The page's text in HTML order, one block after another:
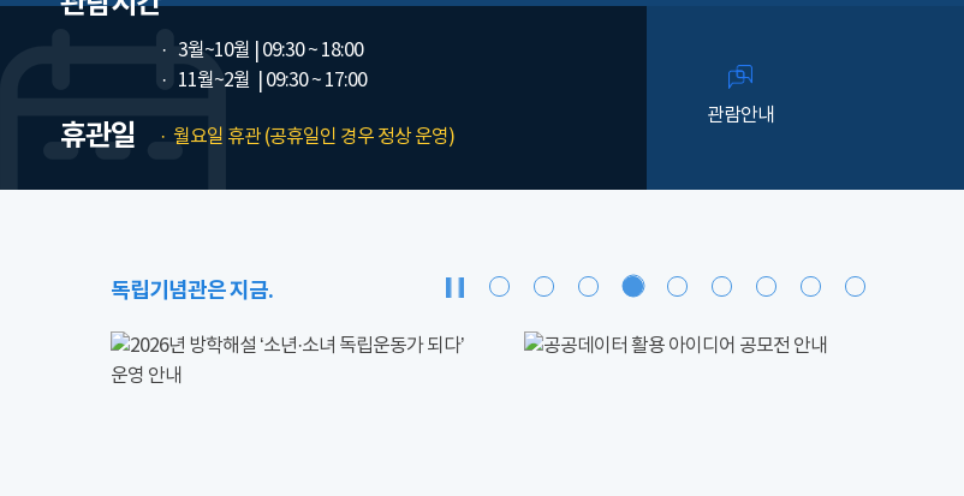
3월~10월
| 09:30 ~ 18:00
11월~2월
| 09:30 ~ 17:00
휴관일 월요일 휴관 (공휴일인 경우 정상 운영)
관람안내
독립기념관은 지금.